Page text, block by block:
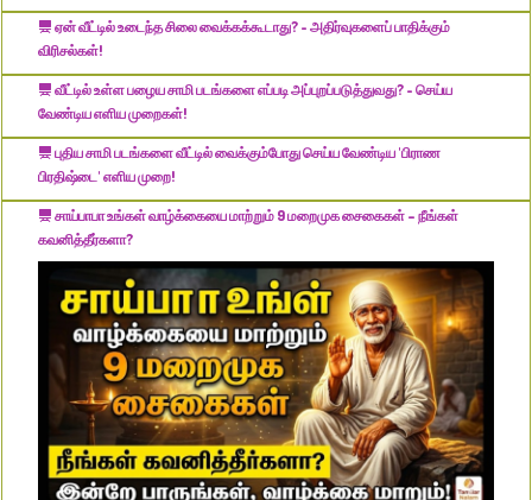
​ஏன் வீட்டில் உடைந்த சிலை வைக்கக்கூடாது? - அதிர்வுகளைப் பாதிக்கும்
விரிசல்கள்!
​வீட்டில் உள்ள பழைய சாமி படங்களை எப்படி அப்புறப்படுத்துவது? - செய்ய
வேண்டிய எளிய முறைகள்!
புதிய சாமி படங்களை வீட்டில் வைக்கும்போது செய்ய வேண்டிய 'பிராண
பிரதிஷ்டை' எளிய முறை!
சாய்பாபா உங்கள் வாழ்க்கையை மாற்றும் 9 மறைமுக சைகைகள் – நீங்கள்
கவனித்தீர்களா?